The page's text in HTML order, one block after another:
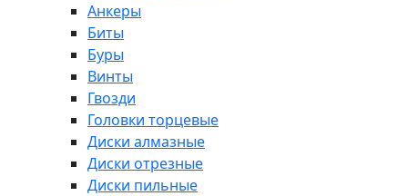
Анкеры
Биты
Буры
Винты
Гвозди
Головки торцевые
Диски алмазные
Диски отрезные
Диски пильные